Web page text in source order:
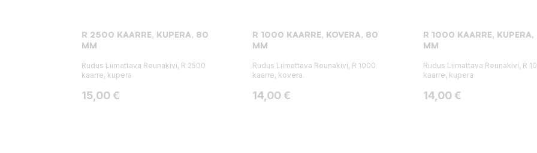
R 2500 KAARRE, KUPERA, 80
MM
Rudus Liimattava Reunakivi, R 2500
kaarre, kupera
Hinta
15,00 €
R 1000 KAARRE, KOVERA, 80
MM
Rudus Liimattava Reunakivi, R 1000
kaarre, kovera.
Hinta
14,00 €
R 1000 KAARRE,
MM
Rudus Liimattava Reunakivi, R
kaarre, kupera
Hinta
14,00 €